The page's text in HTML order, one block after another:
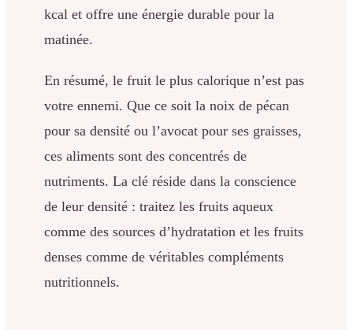
kcal et offre une énergie durable pour la
matinée.
En résumé, le fruit le plus calorique n’est pas
votre ennemi. Que ce soit la noix de pécan
pour sa densité ou l’avocat pour ses graisses,
ces aliments sont des concentrés de
nutriments. La clé réside dans la conscience
de leur densité : traitez les fruits aqueux
comme des sources d’hydratation et les fruits
denses comme de véritables compléments
nutritionnels.